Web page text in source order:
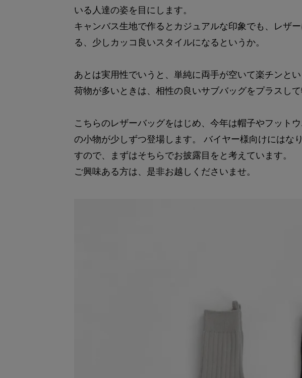
いる人達の姿を目にします。
キャンバス生地で作るとカジュアルな印象でも、レザ
る、少しカッコ良いスタイルになるというか。
あとは実用性でいうと、単純に両手が空いて楽チンと
荷物が多いときは、相性の良いサブバッグをプラスして
こちらのレザーバッグをはじめ、今年は帽子やフット
の小物が少しずつ登場します。 バイヤー様向けにはな
すので、まずはそちらでお披露目をと考えています。
ご興味ある方は、是非お越しくださいませ。